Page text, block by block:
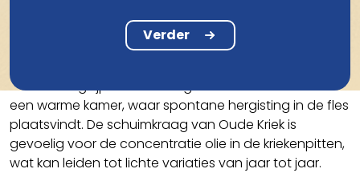
Oude Kriek 3 Fonteinen ontstaat door het rijpen van
krieken, zowel het vruchtvlees als de pitten, in jonge
Na botteling rijpt het bier nog minstens 4 maanden in
een warme kamer, waar spontane hergisting in de fles
plaatsvindt. De schuimkraag van Oude Kriek is
gevoelig voor de concentratie olie in de kriekenpitten,
wat kan leiden tot lichte variaties van jaar tot jaar.
Verder